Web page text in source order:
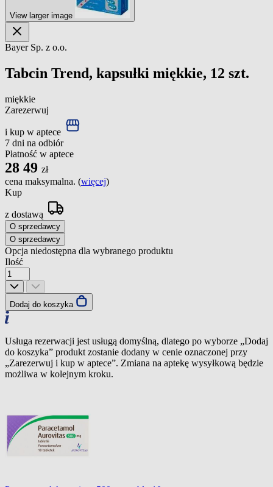
View larger image
Bayer Sp. z o.o.
Tabcin Trend, kapsułki miękkie, 12 szt.
miękkie
Zarezerwuj
i kup w aptece
7 dni na odbiór
Płatność w aptece
28 49 zł
cena maksymalna. (więcej)
Kup
z dostawą
O sprzedawcy
O sprzedawcy
Opcja niedostępna dla wybranego produktu
Ilość
Dodaj do koszyka
Usługa rezerwacji jest usługą domyślną, dlatego po wyborze „Dodaj
do koszyka” produkt zostanie dodany w cenie oznaczonej przy
„Zarezerwuj i kup w aptece”. Zmiana na aptekę wysyłkową będzie
możliwa w kolejnym kroku.